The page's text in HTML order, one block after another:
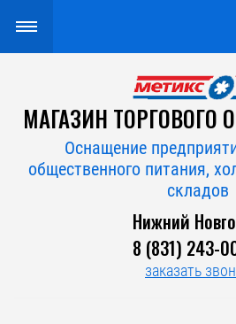
МАГАЗИН ТОРГОВОГО
Оснащение
общественного питания,
складов
Нижний
8 (831) 243-
заказать